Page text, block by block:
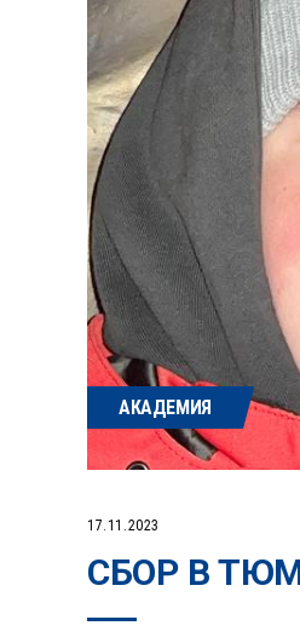
АКАДЕМИЯ
17.11.2023
СБОР В